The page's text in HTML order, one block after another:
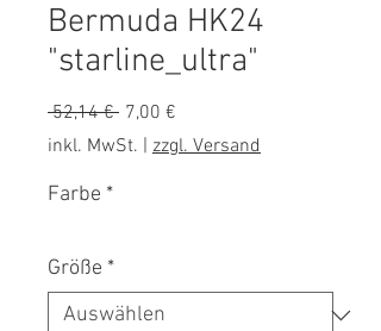
Bermuda HK24
"starline_ultra"
52,14 € Standardpreis
7,00 €
Preis
inkl. MwSt. zzgl. Versand
Farbe *
Größe *